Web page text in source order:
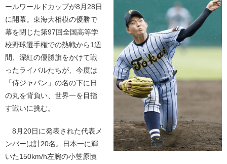
ールワールドカップが8月28日
に開幕。東海大相模の優勝で
幕を閉じた第97回全国高等学
校野球選手権での熱戦から1週
間、深紅の優勝旗をかけて戦
ったライバルたちが、今度は
「侍ジャパン」の名の下に日
の丸を背負い、世界一を目指
す戦いに挑む。
8月20日に発表された代表メ
ンバーは計20名。日本一に輝
いた150km/h左腕の小笠原慎